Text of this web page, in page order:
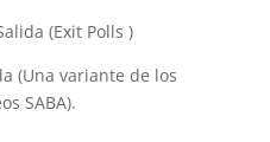
(Exit Polls )
(Una variante de los
SABA).